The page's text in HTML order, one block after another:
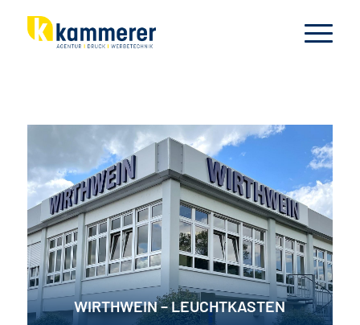
WIRTHWEIN – LEUCHTKASTEN